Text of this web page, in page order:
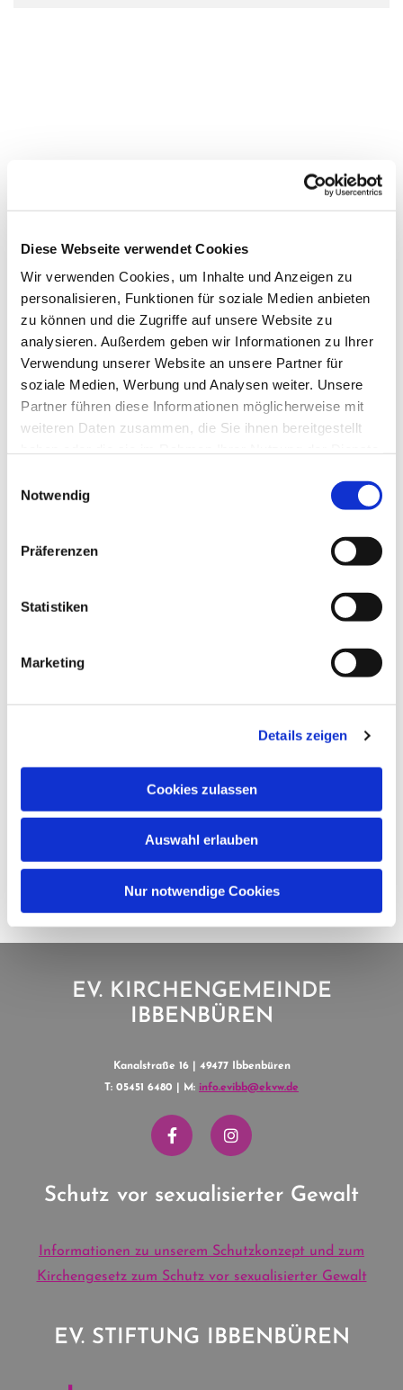
Diese Webseite verwendet Cookies
Wir verwenden Cookies, um Inhalte und Anzeigen zu
personalisieren, Funktionen für soziale Medien anbieten
zu können und die Zugriffe auf unsere Website zu
analysieren. Außerdem geben wir Informationen zu Ihrer
Verwendung unserer Website an unsere Partner für
soziale Medien, Werbung und Analysen weiter. Unsere
Partner führen diese Informationen möglicherweise mit
weiteren Daten zusammen, die Sie ihnen bereitgestellt
Notwendig
Präferenzen
Statistiken
Marketing
Details zeigen
Cookies zulassen
Auswahl erlauben
Nur notwendige Cookies
Dies könnte Sie auch interessieren
EV. KIRCHENGEMEINDE
IBBENBÜREN
Kanalstraße 16 | 49477 Ibbenbüren
T: 05451 6480 | M: info.evibb@ekvw.de
Schutz vor sexualisierter Gewalt
Informationen zu unserem Schutzkonzept und zum
Kirchengesetz zum Schutz vor sexualisierter Gewalt
EV. STIFTUNG IBBENBÜREN